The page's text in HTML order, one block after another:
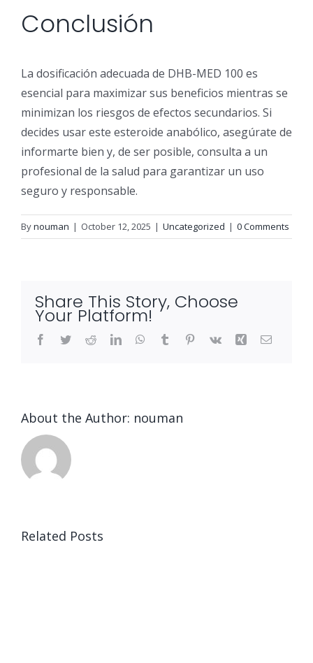
Conclusión
La dosificación adecuada de DHB-MED 100 es
esencial para maximizar sus beneficios mientras se
minimizan los riesgos de efectos secundarios. Si
decides usar este esteroide anabólico, asegúrate de
informarte bien y, de ser posible, consulta a un
profesional de la salud para garantizar un uso
seguro y responsable.
Bynouman | October 12, 2025 | Uncategorized | 0 Comments
Share This Story, Choose
Your Platform!
Facebook
TwitterRedditLinkedInWhatsApp
Tumblr Pinterest
Vk Xing Email
About the Author: nouman
Related Posts